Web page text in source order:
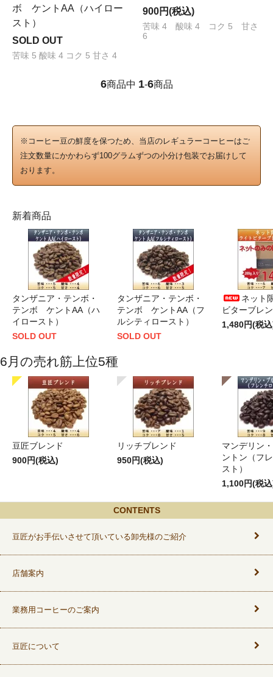
ボ ケントAA（ハイロー
スト）
SOLD OUT
苦味 5 酸味 4 コク 5 甘さ 4
900円(税込)
苦味 4 酸味 4 コク 5 甘さ
6
6商品中 1-6商品
※コーヒー豆の鮮度を保つため、当店のレギュラーコーヒーはご
注文数量にかかわらず100グラムずつの小分け包装でお届けして
おります。
新着商品
タンザニア・テンボ・
テンボ ケントAA（ハ
イロースト）
SOLD OUT
タンザニア・テンボ・
テンボ ケントAA（フ
ルシティロースト）
SOLD OUT
ネット
ビターブレ
1,480円(税
6月の売れ筋上位5種
豆匠ブレンド
900円(税込)
リッチブレンド
950円(税込)
マンデリン
ントン（フ
スト）
1,100円(税
CONTENTS
豆匠がお手伝いさせて頂いている卸先様のご紹介
店舗案内
業務用コーヒーのご案内
豆匠について